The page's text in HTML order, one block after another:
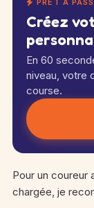
PRÊT À
Créez
En 60
niveau, votre
course.
Pour un coureur
chargée, je